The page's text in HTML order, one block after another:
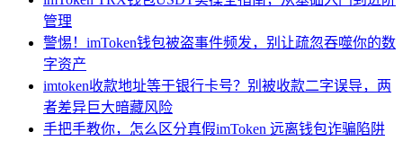
管理
警惕！imToken钱包被盗事件频发，别让疏忽吞噬你的数
字资产
imtoken收款地址等于银行卡号？别被收款二字误导，两
者差异巨大暗藏风险
手把手教你，怎么区分真假imToken 远离钱包诈骗陷阱